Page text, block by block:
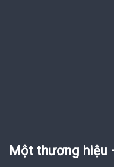
Một thương hiệu